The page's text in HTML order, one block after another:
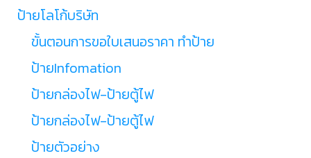
ป้ายโลโก้บริษัท
ขั้นตอนการขอใบเสนอราคา ทำป้าย
ป้ายInfomation
ป้ายกล่องไฟ-ป้ายตู้ไฟ
ป้ายกล่องไฟ-ป้ายตู้ไฟ
ป้ายตัวอย่าง